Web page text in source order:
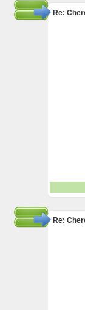
Re:
Re: